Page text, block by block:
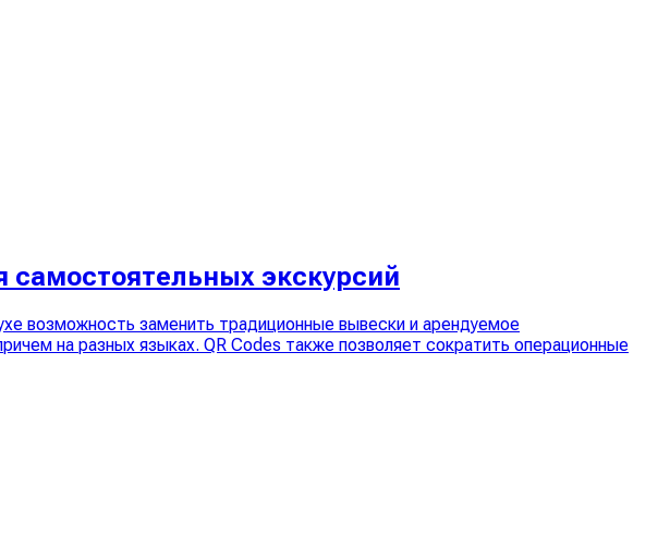
самостоятельных экскурсий
возможность заменить традиционные вывески и арендуемое
на разных языках. QR Codes также позволяет сократить операционные